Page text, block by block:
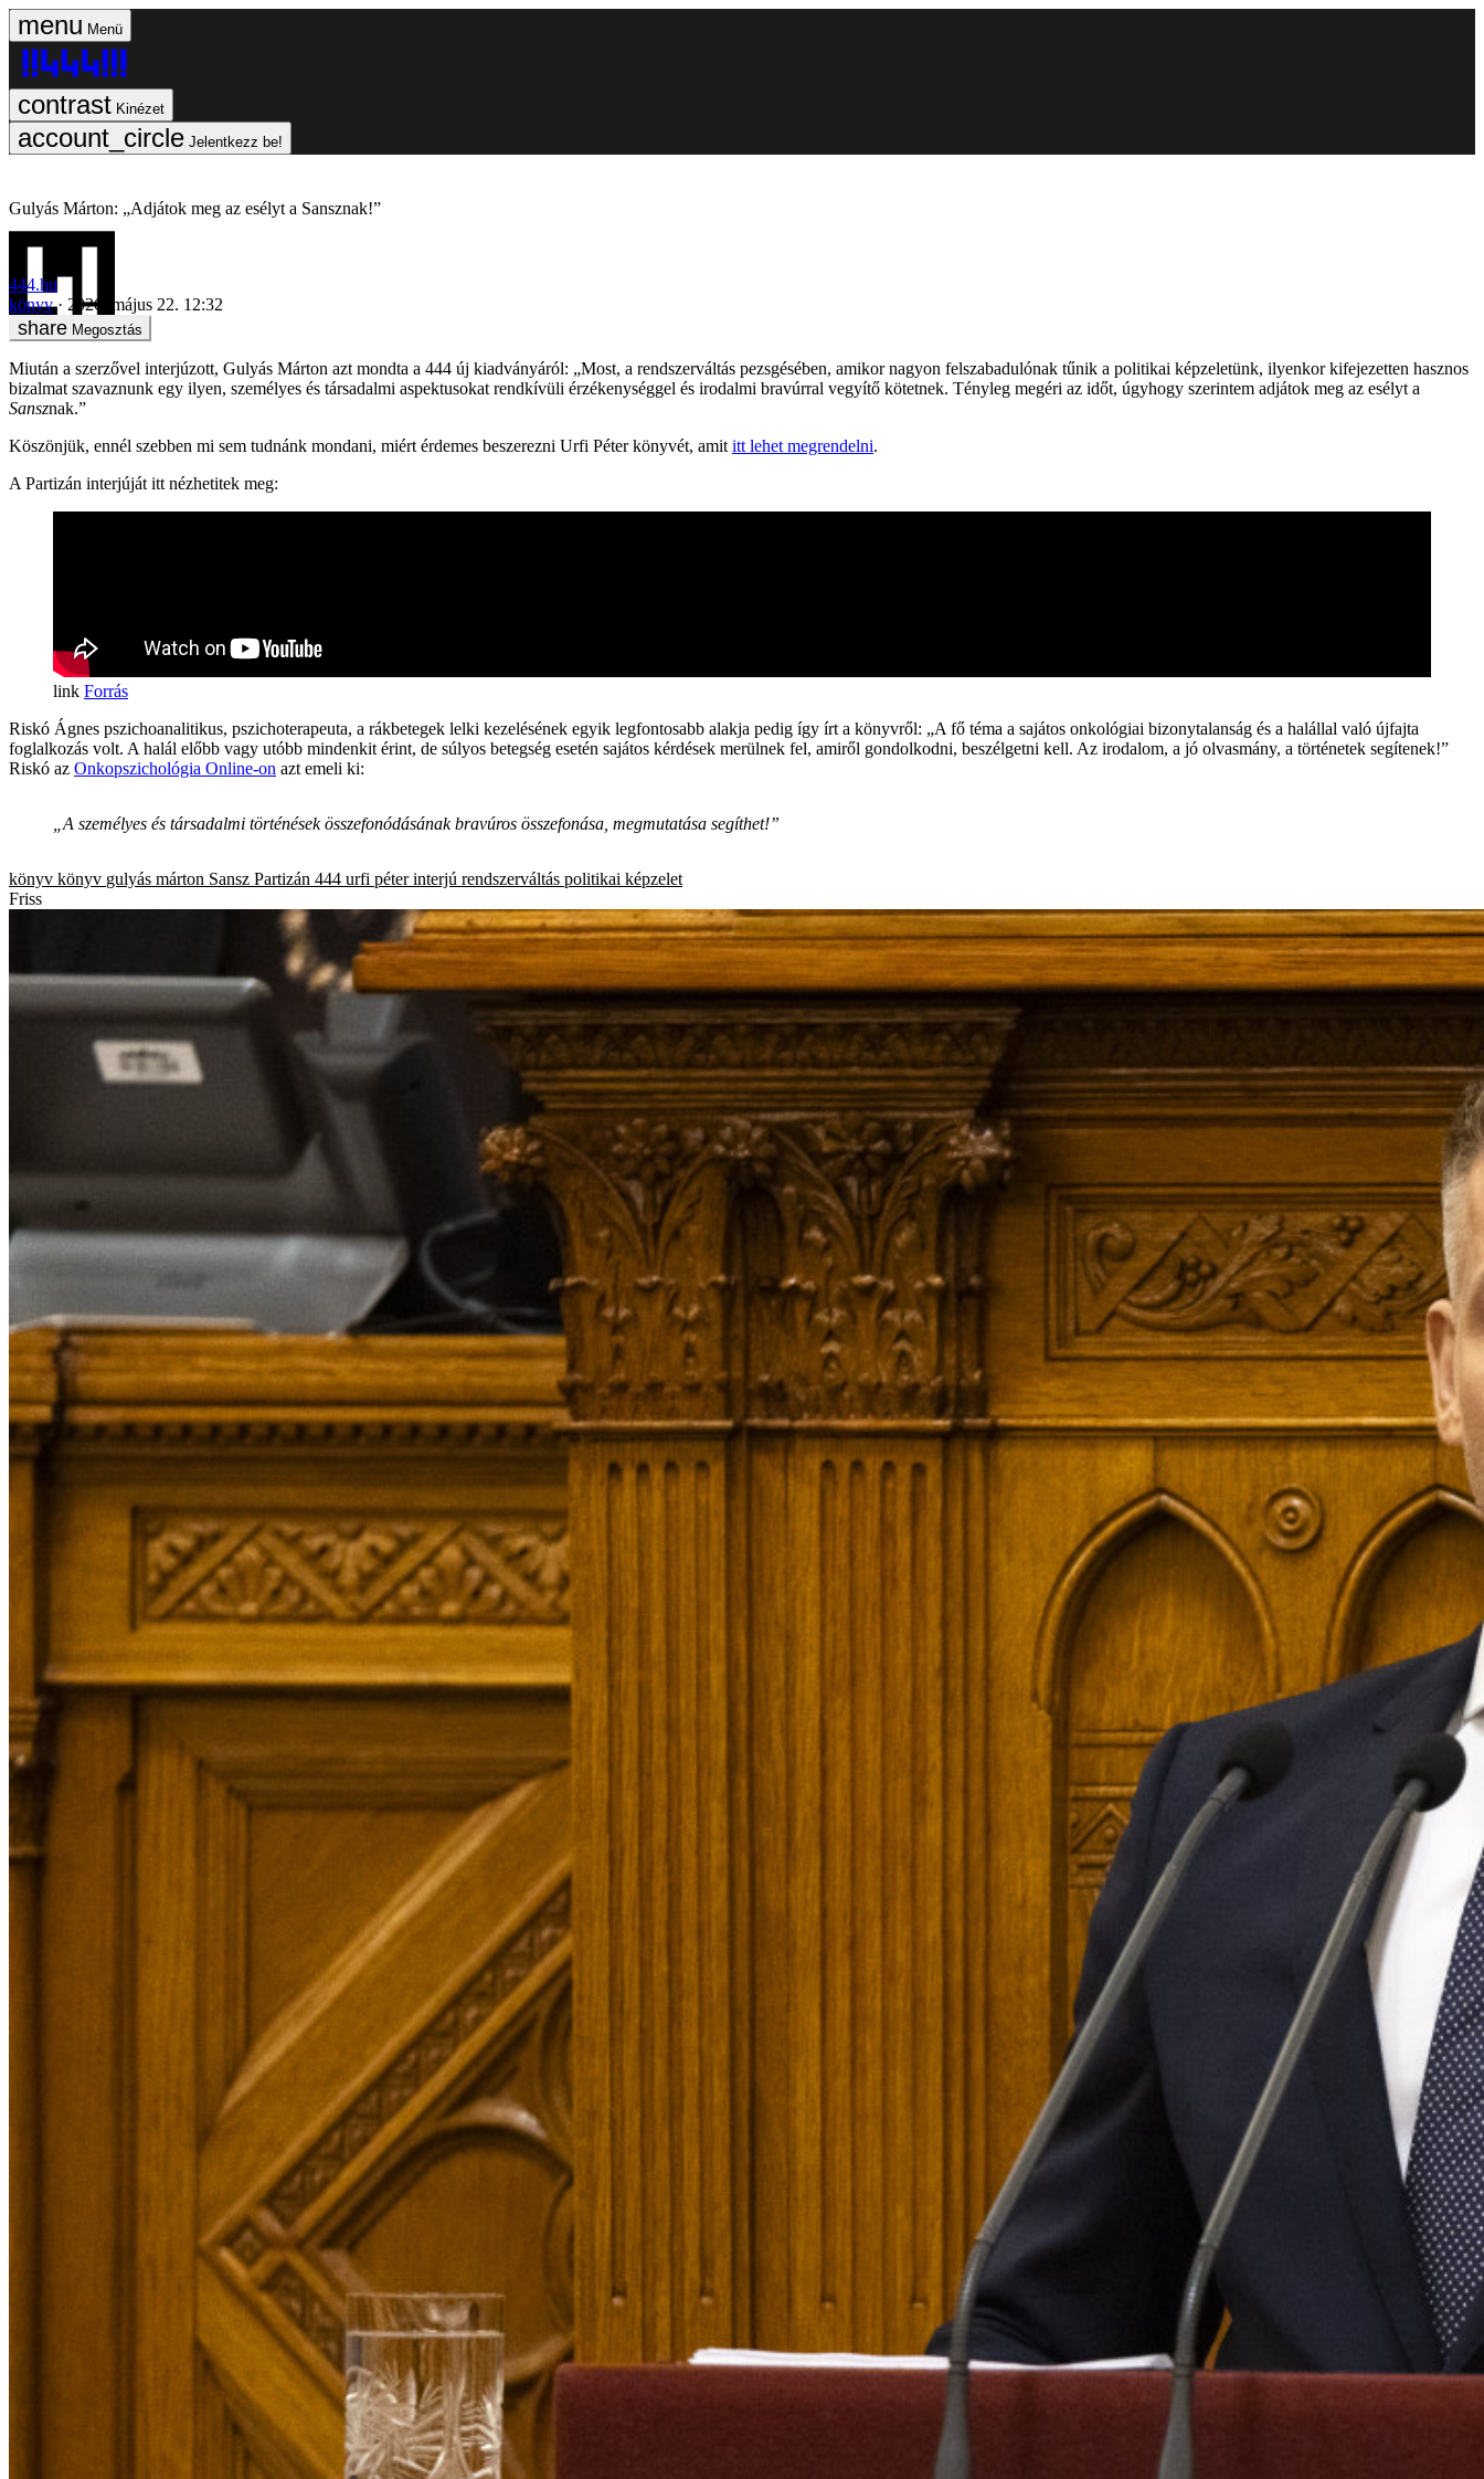
Menü
Kinézet
Jelentkezz be!
Gulyás Márton: „Adjátok meg az esélyt a Sansznak!”
444.hu
könyv
2026. május 22. 12:32
Megosztás
Miután a szerzővel interjúzott, Gulyás Márton azt mondta a 444 új kiadványáról: „Most, a rendszerváltás pezsgésében, amikor nagyon felszabadulónak tűnik a politikai képzeletünk, ilyenkor kifejezetten hasznos
bizalmat szavaznunk egy ilyen, személyes és társadalmi aspektusokat rendkívüli érzékenységgel és irodalmi bravúrral vegyítő kötetnek. Tényleg megéri az időt, úgyhogy szerintem adjátok meg az esélyt a
Sansznak.”
Köszönjük, ennél szebben mi sem tudnánk mondani, miért érdemes beszerezni Urfi Péter könyvét, amit itt lehet megrendelni.
A Partizán interjúját itt nézhetitek meg:
Forrás
Riskó Ágnes pszichoanalitikus, pszichoterapeuta, a rákbetegek lelki kezelésének egyik legfontosabb alakja pedig így írt a könyvről: „A fő téma a sajátos onkológiai bizonytalanság és a halállal való újfajta
foglalkozás volt. A halál előbb vagy utóbb mindenkit érint, de súlyos betegség esetén sajátos kérdések merülnek fel, amiről gondolkodni, beszélgetni kell. Az irodalom, a jó olvasmány, a történetek segítenek!”
Riskó az Onkopszichológia Online-on azt emeli ki:
„A személyes és társadalmi történések összefonódásának bravúros összefonása, megmutatása segíthet!”
könyv könyv gulyás márton Sansz Partizán 444 urfi péter interjú rendszerváltás politikai képzelet
Friss